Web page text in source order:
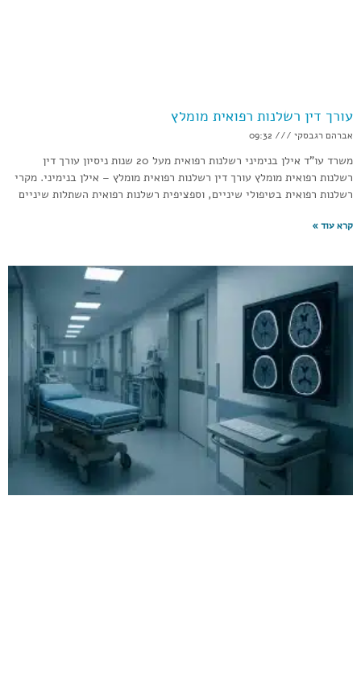
עורך דין רשלנות רפואית מומלץ
אברהם רגבסקי
משרד עו”ד אילן בנימיני רשלנות רפואית מעל 20 שנות ניסיון עורך דין
רשלנות רפואית מומלץ עורך דין רשלנות רפואית מומלץ – אילן בנימיני. מקרי
רשלנות רפואית בטיפולי שיניים, וספציפית רשלנות רפואית השתלות שיניים
קרא עוד »